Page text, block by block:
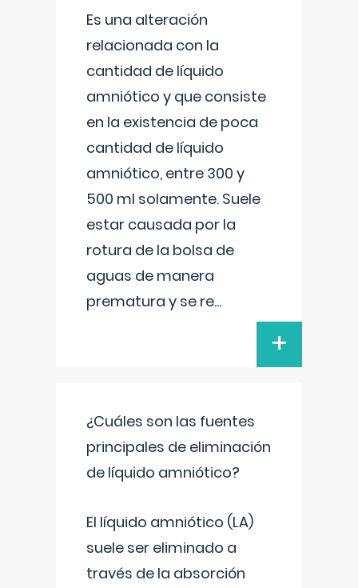
Es una alteración
relacionada con la
cantidad de líquido
amniótico y que consiste
en la existencia de poca
cantidad de líquido
amniótico, entre 300 y
500 ml solamente. Suele
estar causada por la
rotura de la bolsa de
aguas de manera
prematura y se re...
+
¿Cuáles son las fuentes
principales de eliminación
de líquido amniótico?
El líquido amniótico (LA)
suele ser eliminado a
través de la absorción